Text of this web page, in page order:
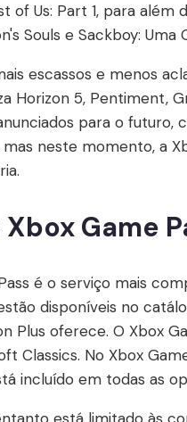
of Us: Part 1, para
Souls e Sackboy: Uma
escassos e menos
Horizon 5, Pentiment,
para o futuro,
neste momento, a
Game
é o serviço mais
disponíveis no
Plus oferece. O Xbox
Classics. No Xbox
incluído em todas as